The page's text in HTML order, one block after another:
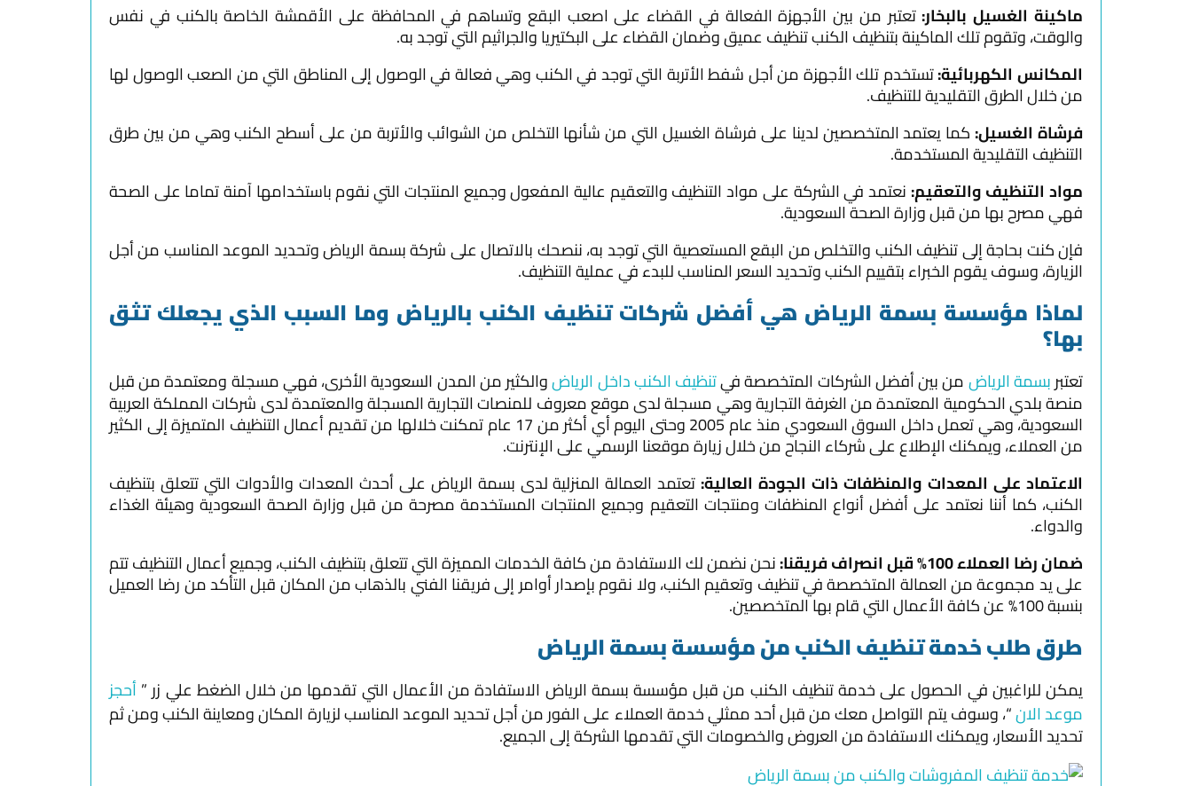
ماكينة الغسيل بالبخار:تعتبر من بين الأجهزة الفعالة في القضاء على اصعب البقع وتساهم في المحافظة على الأقمشة الخاصة بالكنب في نفس
والوقت، وتقوم تلك الماكينة بتنظيف الكنب تنظيف عميق وضمان القضاء على البكتيريا والجراثيم التي توجد به.
المكانس الكهربائية:تستخدم تلك الأجهزة من أجل شفط الأتربة التي توجد في الكنب وهي فعالة في الوصول إلى المناطق التي من الصعب الوصول لها
من خلال الطرق التقليدية للتنظيف.
فرشاة الغسيل: كما يعتمد المتخصصين لدينا على فرشاة الغسيل التي من شأنها التخلص من الشوائب والأتربة من على أسطح الكنب وهي من بين طرق
التنظيف التقليدية المستخدمة.
مواد التنظيف والتعقيم: نعتمد في الشركة على مواد التنظيف والتعقيم عالية المفعول وجميع المنتجات التي نقوم باستخدامها آمنة تماما على الصحة
فهي مصرح بها من قبل وزارة الصحة السعودية.
فإن كنت بحاجة إلى تنظيف الكنب والتخلص من البقع المستعصية التي توجد به، ننصحك بالاتصال على شركة بسمة الرياض وتحديد الموعد المناسب من أجل
الزيارة، وسوف يقوم الخبراء بتقييم الكنب وتحديد السعر المناسب للبدء في عملية التنظيف.
لماذا مؤسسة بسمة الرياض هي أفضل شركات تنظيف الكنب بالرياض وما السبب الذي يجعلك تثق
بها؟
تعتبربسمة الرياضمن بين أفضل الشركات المتخصصة فيتنظيف الكنب داخل الرياضوالكثير من المدن السعودية الأخرى، فهي مسجلة ومعتمدة من قبل
منصة بلدي الحكومية المعتمدة من الغرفة التجارية وهي مسجلة لدى موقع معروف للمنصات التجارية المسجلة والمعتمدة لدى شركات المملكة العربية
السعودية، وهي تعمل داخل السوق السعودي منذ عام 2005 وحتى اليوم أي أكثر من 17 عام تمكنت خلالها من تقديم أعمال التنظيف المتميزة إلى الكثير
من العملاء، ويمكنك الإطلاع على شركاء النجاح من خلال زيارة موقعنا الرسمي على الإنترنت.
الاعتماد على المعدات والمنظفات ذات الجودة العالية: تعتمد العمالة المنزلية لدى بسمة الرياض على أحدث المعدات والأدوات التي تتعلق بتنظيف
الكنب، كما أننا نعتمد على أفضل أنواع المنظفات ومنتجات التعقيم وجميع المنتجات المستخدمة مصرحة من قبل وزارة الصحة السعودية وهيئة الغذاء
والدواء.
ضمان رضا العملاء 100% قبل انصراف فريقنا:
نحن نضمن لك الاستفادة من كافة الخدمات المميزة التي تتعلق بتنظيف الكنب، وجميع أعمال التنظيف تتم
على يد مجموعة من العمالة المتخصصة في تنظيف وتعقيم الكنب، ولا نقوم بإصدار أوامر إلى فريقنا الفني بالذهاب من المكان قبل التأكد من رضا العميل
بنسبة 100% عن كافة الأعمال التي قام بها المتخصصين.
طرق طلب خدمة تنظيف الكنب من مؤسسة بسمة الرياض
يمكن للراغبين في الحصول على خدمة تنظيف الكنب من قبل مؤسسة بسمة الرياض الاستفادة من الأعمال التي تقدمها من خلال الضغط علي زر ”أحجز
موعد الان“، وسوف يتم التواصل معك من قبل أحد ممثلي خدمة العملاء على الفور من أجل تحديد الموعد المناسب لزيارة المكان ومعاينة الكنب ومن ثم
تحديد الأسعار، ويمكنك الاستفادة من العروض والخصومات التي تقدمها الشركة إلى الجميع.